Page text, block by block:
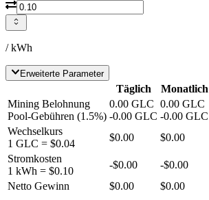
/ kWh
Erweiterte Parameter
Täglich Monatlich
Mining Belohnung
Pool-Gebühren (1.5%)
0.00 GLC
-0.00 GLC
0.00 GLC
-0.00 GLC
Wechselkurs
1 GLC = $0.04
$0.00 $0.00
Stromkosten
1 kWh = $0.10
-$0.00 -$0.00
Netto Gewinn
$0.00 $0.00